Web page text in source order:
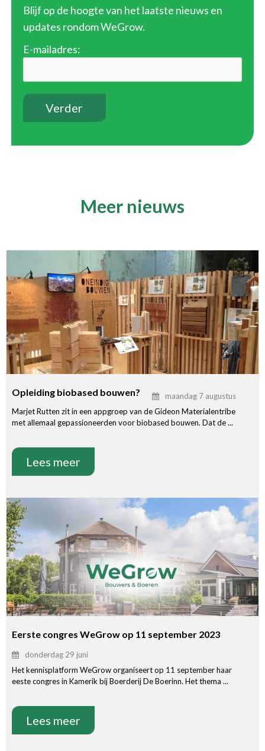
Blijf op de hoogte van het laatste nieuws en
updates rondom WeGrow.
E-mailadres:
Meer nieuws
Opleiding biobased bouwen?
maandag 7 augustus
Marjet Rutten zit in een appgroep van de Gideon Materialentribe
met allemaal gepassioneerden voor biobased bouwen. Dat de ...
Lees meer
Eerste congres WeGrow op 11 september 2023
donderdag 29 juni
Het kennisplatform WeGrow organiseert op 11 september haar
eeste congres in Kamerik bij Boerderij De Boerinn. Het thema ...
Lees meer